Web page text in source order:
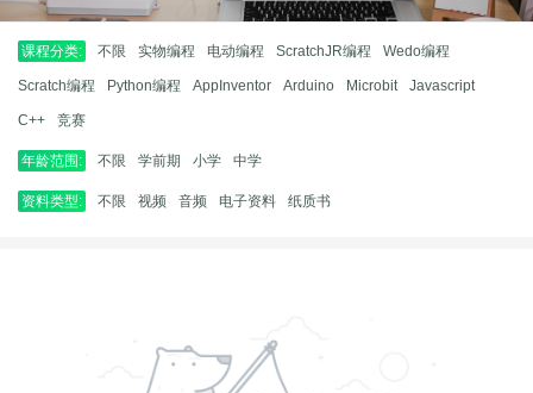
课程分类: 不限 实物编程 电动编程 ScratchJR编程 Wedo编程
Scratch编程 Python编程 AppInventor Arduino Microbit Javascript
C++ 竞赛
年龄范围: 不限 学前期 小学 中学
资料类型: 不限 视频 音频 电子资料 纸质书